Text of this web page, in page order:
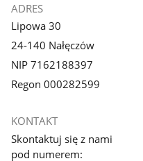
ADRES
Lipowa 30
24-140 Nałęczów
NIP 7162188397
Regon 000282599
KONTAKT
Skontaktuj się z nami
pod numerem: